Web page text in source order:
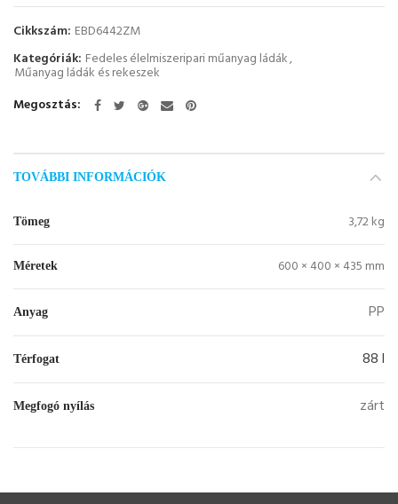
Cikkszám: EBD6442ZM
Kategóriák: Fedeles élelmiszeripari műanyag ládák,
Műanyag ládák és rekeszek
Megosztás
TOVÁBBI INFORMÁCIÓK
Tömeg 3,72 kg
Méretek 600 × 400 × 435 mm
Anyag PP
Térfogat 88 l
Megfogó nyílás zárt